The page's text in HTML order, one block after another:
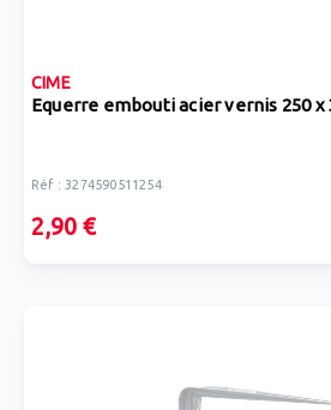
CIME
Equerre embouti acier vernis 250 x
Réf : 3274590511254
2,90 €